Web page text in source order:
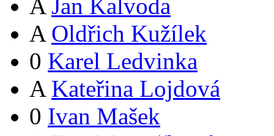
A Jan Kalvoda
A Oldřich Kužílek
0 Karel Ledvinka
A Kateřina Lojdová
0 Ivan Mašek